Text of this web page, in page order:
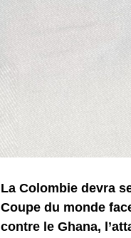
La Colombie devra
Coupe du monde
contre le Ghana,